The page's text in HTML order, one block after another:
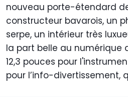
nouveau porte-étendard
constructeur bavarois, un
serpe, un intérieur très
la part belle au numérique
12,3 pouces pour
pour l’info-divertissement,